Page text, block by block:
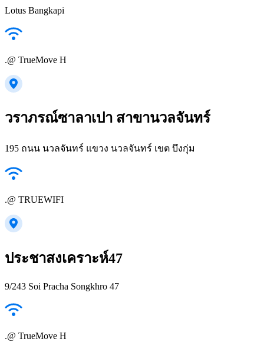
Lotus Bangkapi
.@ TrueMove H
วราภรณ์ซาลาเปา สาขานวลจันทร์
195 ถนน นวลจันทร์ แขวง นวลจันทร์ เขต บึงกุ่ม
.@ TRUEWIFI
ประชาสงเคราะห์47
9/243 Soi Pracha Songkhro 47
.@ TrueMove H